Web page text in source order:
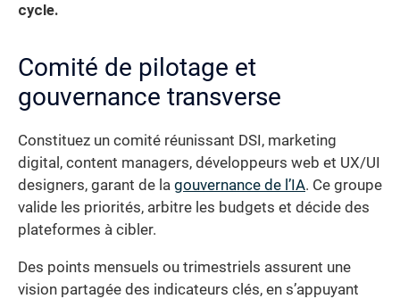
cycle.
Comité de pilotage et
gouvernance transverse
Constituez un comité réunissant DSI, marketing
digital, content managers, développeurs web et UX/UI
designers, garant de la gouvernance de l’IA. Ce groupe
valide les priorités, arbitre les budgets et décide des
plateformes à cibler.
Des points mensuels ou trimestriels assurent une
vision partagée des indicateurs clés, en s’appuyant